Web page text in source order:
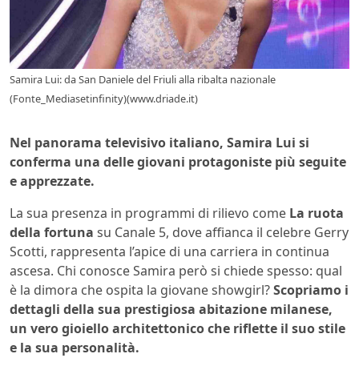
Samira Lui: da San Daniele del Friuli alla ribalta nazionale
(Fonte_Mediasetinfinity)(www.driade.it)
Nel panorama televisivo italiano, Samira Lui si
conferma una delle giovani protagoniste più seguite
e apprezzate.
La sua presenza in programmi di rilievo come La ruota
della fortuna su Canale 5, dove affianca il celebre Gerry
Scotti, rappresenta l’apice di una carriera in continua
ascesa. Chi conosce Samira però si chiede spesso: qual
è la dimora che ospita la giovane showgirl?Scopriamo i
dettagli della sua prestigiosa abitazione milanese,
un vero gioiello architettonico che riflette il suo stile
e la sua personalità.